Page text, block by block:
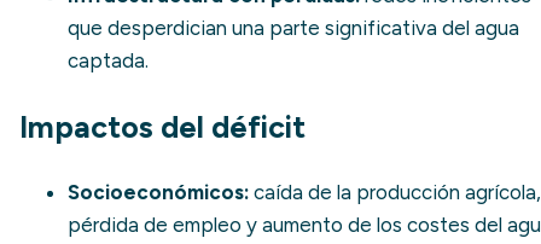
que desperdician una parte significativa del agua
captada.
Impactos del déficit
Socioeconómicos: caída de la producción agrícola,
pérdida de empleo y aumento de los costes del